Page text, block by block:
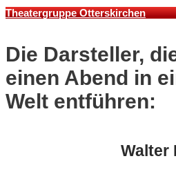
Theatergruppe Otterskirchen
Die Darsteller,
einen Abend in
Welt entführen:
Walter